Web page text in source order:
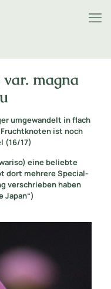
magna
umgewandelt in flach
ist noch
(16/17)
eine beliebte
dort mehrere Special-
verschrieben haben
Japan“)